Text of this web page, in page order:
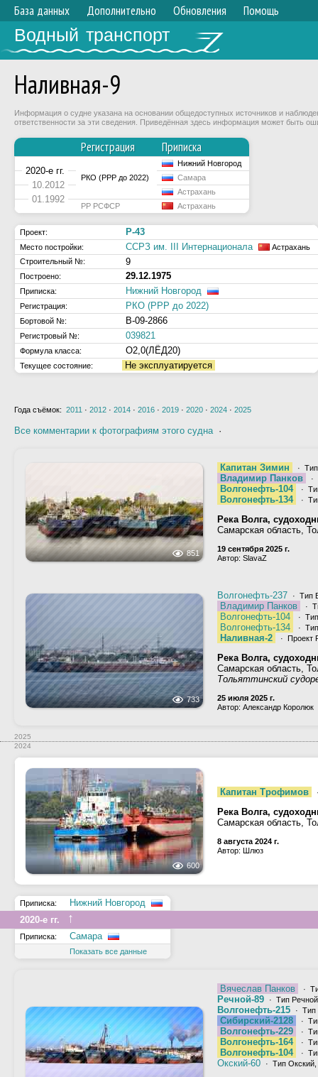
База данных Дополнительно Обновления Помощь
Водный транспорт
Наливная-9
Информация о судне указана на основании общедоступных источников и
ответственности за эти сведения. Приведённая здесь информация может быть
Регистрация Приписка
2020-е гг.
РКО (РРР до 2022)
Нижний Новгород
10.2012
Самара
01.1992
Астрахань
РР РСФСР
Астрахань
Проект: Р-43
Место постройки: ССРЗ им. III Интернационала
Астрахань
Строительный №:
9
Построено: 29.12.1975
Приписка: Нижний Новгород
Регистрация: РКО (РРР до 2022)
Бортовой №: В-09-2866
Регистровый №: 039821
Формула класса: О2,0(ЛЁД20)
Текущее состояние: Не эксплуатируется
Года съёмок: 2011 · 2012 · 2014 · 2016 · 2019 · 2020 · 2024 · 2025
Все комментарии к фотографиям этого судна·
851
Капитан Зимин ·
Владимир Панков ·
Волгонефть-104 ·
Волгонефть-134 ·
Река Волга,
Самарская область,
19 сентября 2025 г.
Автор: SlavaZ
733
Волгонефть-237 · Тип
Владимир Панков ·
Волгонефть-104 ·
Волгонефть-134 ·
Наливная-2 · Проект
Река Волга,
Самарская область,
Тольяттинский
25 июля 2025 г.
Автор: Александр Королюк
2025
2024
600
Капитан Трофимов
Река Волга,
Самарская область,
8 августа 2024 г.
Автор: Шлюз
Приписка:
Нижний Новгород
2020-е гг.
↑
Приписка: Самара
Показать все данные
Вячеслав Панков ·
Речной-89 · Тип
Волгонефть-215 · Тип
Сибирский-2128 ·
Волгонефть-229 ·
Волгонефть-164 ·
Волгонефть-104 ·
Окский-60 · Тип